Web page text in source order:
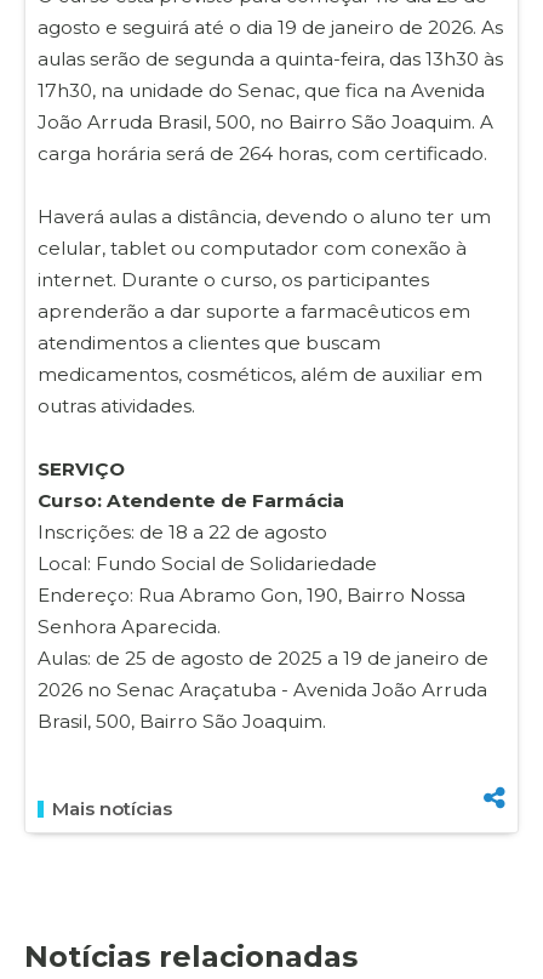
agosto e seguirá até o dia 19 de janeiro de 2026. As
aulas serão de segunda a quinta-feira, das 13h30 às
17h30, na unidade do Senac, que fica na Avenida
João Arruda Brasil, 500, no Bairro São Joaquim. A
carga horária será de 264 horas, com certificado.
Haverá aulas a distância, devendo o aluno ter um
celular, tablet ou computador com conexão à
internet. Durante o curso, os participantes
aprenderão a dar suporte a farmacêuticos em
atendimentos a clientes que buscam
medicamentos, cosméticos, além de auxiliar em
outras atividades.
SERVIÇO
Curso: Atendente de Farmácia
Inscrições: de 18 a 22 de agosto
Local: Fundo Social de Solidariedade
Endereço: Rua Abramo Gon, 190, Bairro Nossa
Senhora Aparecida.
Aulas: de 25 de agosto de 2025 a 19 de janeiro de
2026 no Senac Araçatuba - Avenida João Arruda
Brasil, 500, Bairro São Joaquim.
Mais notícias
Notícias relacionadas